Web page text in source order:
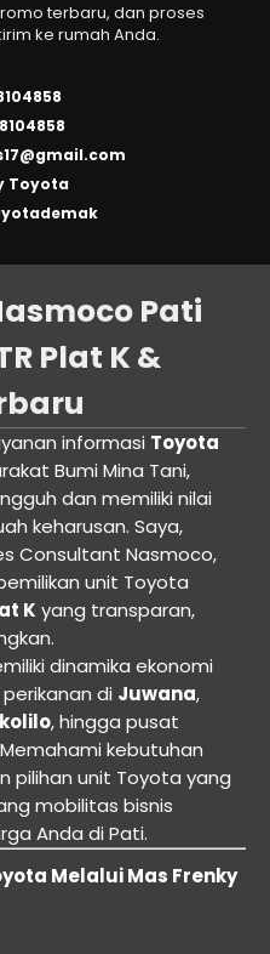
terbaru, dan proses
ke rumah Anda.
Toyota
Pati
Plat K &
informasi Toyota
Bumi Mina Tani,
dan memiliki nilai
keharusan. Saya,
Consultant Nasmoco,
unit Toyota
K yang transparan,
dinamika ekonomi
di Juwana,
, hingga pusat
kebutuhan
pilihan unit Toyota yang
mobilitas bisnis
Anda di Pati.
Melalui Mas Frenky